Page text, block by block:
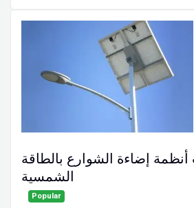
إضاءة الشوارع بالطاقة
الشمسية
Popular